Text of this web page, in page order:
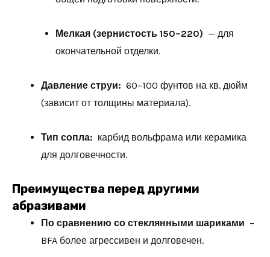
Мелкая (зернистость 150–220) — для
окончательной отделки.
Давление струи: 60–100 фунтов на кв. дюйм
(зависит от толщины материала).
Тип сопла: карбид вольфрама или керамика
для долговечности.
Преимущества перед другими
абразивами
По сравнению со стеклянными шариками –
BFA более агрессивен и долговечен.